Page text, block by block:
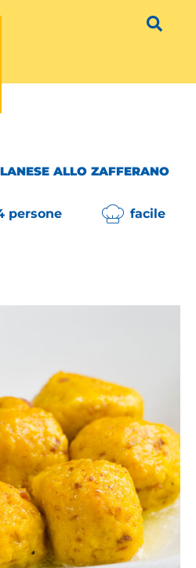
ALLO ZAFFERANO
persone facile